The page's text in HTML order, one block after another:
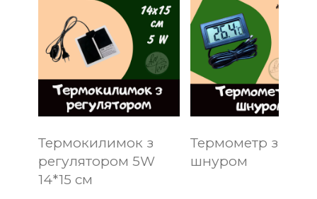
Термокилимок з
регулятором 5W
14*15 см
Термометр зі
шнуром